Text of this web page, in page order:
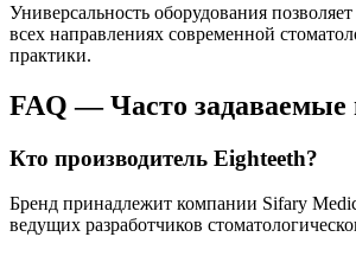
Универсальность оборудования
всех направлениях современной
практики.
FAQ — Часто задаваемые
Кто производитель Eighteeth?
Бренд принадлежит компании Sifary
ведущих разработчиков